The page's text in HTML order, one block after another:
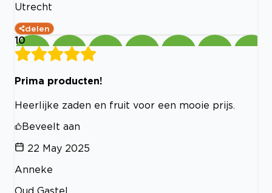
Utrecht
delen
10
Prima producten!
Heerlijke zaden en fruit voor een mooie prijs.
Beveelt aan
22 May 2025
Anneke
Oud Gastel